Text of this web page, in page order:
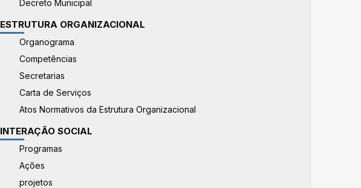
Decreto Municipal
ESTRUTURA ORGANIZACIONAL
Organograma
Competências
Secretarias
Carta de Serviços
Atos Normativos da Estrutura Organizacional
INTERAÇÃO SOCIAL
Programas
Ações
projetos